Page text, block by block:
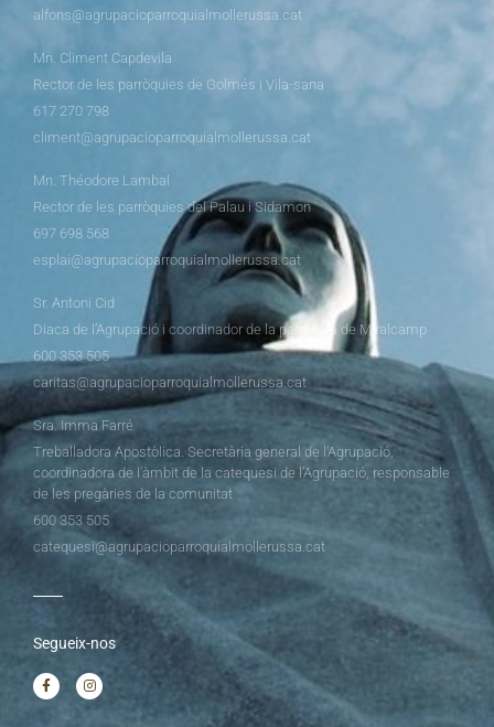
alfons@agrupacioparroquialmollerussa.cat
Mn. Climent Capdevila
Rector de les parròquies de Golmés i Vila-sana
617 270 798
climent@agrupacioparroquialmollerussa.cat
Mn. Théodore Lambal
Rector de les parròquies del Palau i Sidamon
697 698 568
esplai@agrupacioparroquialmollerussa.cat
Sr. Antoni Cid
Diaca de l’Agrupació i coordinador de la parròquia de Miralcamp
600 353 505
caritas@agrupacioparroquialmollerussa.cat
Sra. Imma Farré
Treballadora Apostòlica. Secretària general de l’Agrupació,
coordinadora de l’àmbit de la catequesi de l’Agrupació, responsable
de les pregàries de la comunitat
600 353 505
catequesi@agrupacioparroquialmollerussa.cat
Segueix-nos